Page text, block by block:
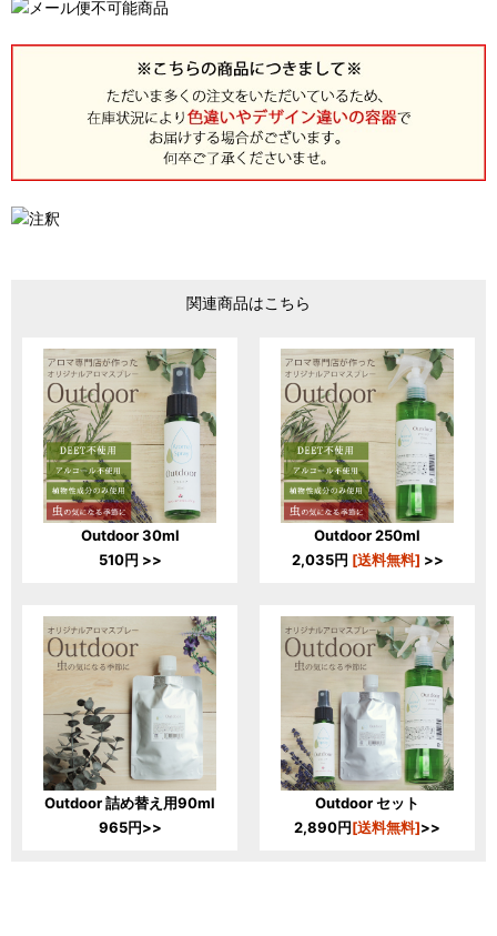
関連商品はこちら
Outdoor 30ml
510円 >>
Outdoor 250ml
2,035円 [送料無料] >>
Outdoor 詰め替え用90ml
965円>>
Outdoor セット
2,890円[送料無料]>>